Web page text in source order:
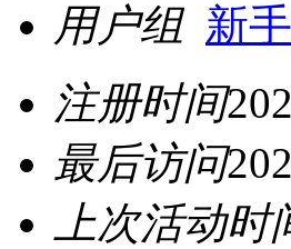
用户组 新
注册时间
最后访问
上次活动时